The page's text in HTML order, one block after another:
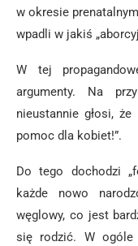
w okresie
wpadli w jakiś
W tej
argumenty. Na
nieustannie głosi,
pomoc dla kobiet!”.
Do tego dochodzi
każde nowo
węglowy, co jest
się rodzić. W ogóle